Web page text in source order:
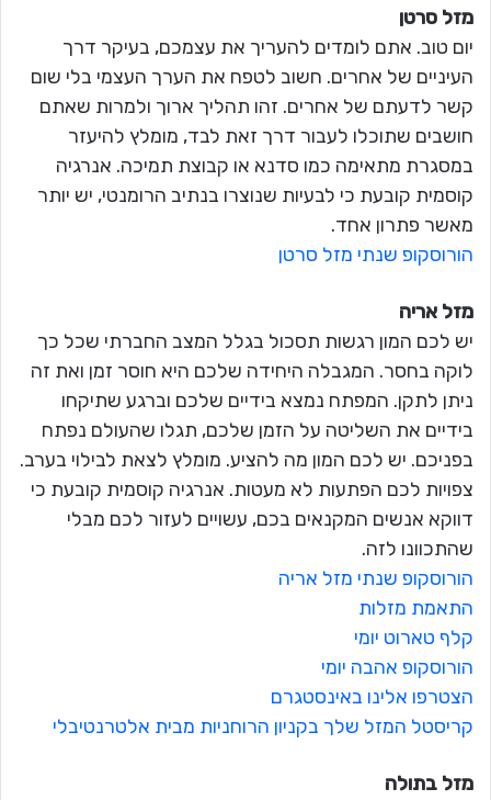
מזל סרטן
יום טוב. אתם לומדים להעריך את עצמכם, בעיקר דרך
העיניים של אחרים. חשוב לטפח את הערך העצמי בלי שום
קשר לדעתם של אחרים. זהו תהליך ארוך ולמרות שאתם
חושבים שתוכלו לעבור דרך זאת לבד, מומלץ להיעזר
במסגרת מתאימה כמו סדנא או קבוצת תמיכה. אנרגיה
קוסמית קובעת כי לבעיות שנוצרו בנתיב הרומנטי, יש יותר
מאשר פתרון אחד.
הורוסקופ שנתי מזל סרטן
מזל אריה
יש לכם המון רגשות תסכול בגלל המצב החברתי שכל כך
לוקה בחסר. המגבלה היחידה שלכם היא חוסר זמן ואת זה
ניתן לתקן. המפתח נמצא בידיים שלכם וברגע שתיקחו
בידיים את השליטה על הזמן שלכם, תגלו שהעולם נפתח
בפניכם. יש לכם המון מה להציע. מומלץ לצאת לבילוי בערב.
צפויות לכם הפתעות לא מעטות. אנרגיה קוסמית קובעת כי
דווקא אנשים המקנאים בכם, עשויים לעזור לכם מבלי
שהתכוונו לזה.
הורוסקופ שנתי מזל אריה
התאמת מזלות
קלף טארוט יומי
הורוסקופ אהבה יומי
הצטרפו אלינו באינסטגרם
קריסטל המזל שלך בקניון הרוחניות מבית אלטרנטיבלי
מזל בתולה